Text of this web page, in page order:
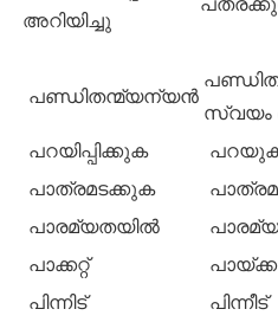
അറിയിച്ചു
പണ്ഡിതന്മ്യന്യന്‍
സ്വയം
പറയിപ്പിക്കുക
പാത്രമടക്കുക
പാരമ്യതയില്‍
പാക്കറ്റ്
പിന്നിട്
പിന്നീട്